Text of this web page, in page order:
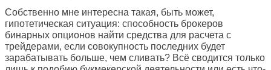
Собственно мне интересна такая, быть может,
гипотетическая ситуация: способность брокеров
бинарных опционов найти средства для расчета с
трейдерами, если совокупность последних будет
зарабатывать больше, чем сливать? Всё сводится только